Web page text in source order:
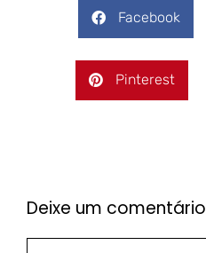
Facebook
Pinterest
Deixe um comentário